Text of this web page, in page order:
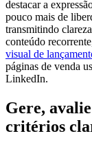
destacar a
pouco mais de
transmitindo
conteúdo
visual de
páginas de venda
LinkedIn.
Gere,
critérios